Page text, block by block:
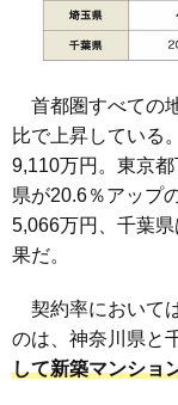
首都圏すべての
比で上昇している
9,110万円。東京都
県が20.6％アップ
5,066万円、千葉
果だ。
契約率において
のは、神奈川県と
して新築マンショ